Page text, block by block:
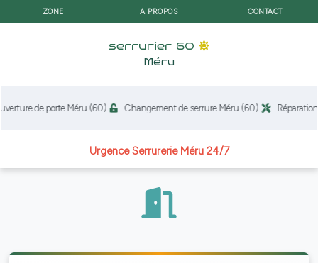
ZONE A PROPOS CONTACT
serrurier 60
Méru
de porte Méru (60) Changement de serrure Méru (60) Réparation
Urgence Serrurerie Méru 24/7